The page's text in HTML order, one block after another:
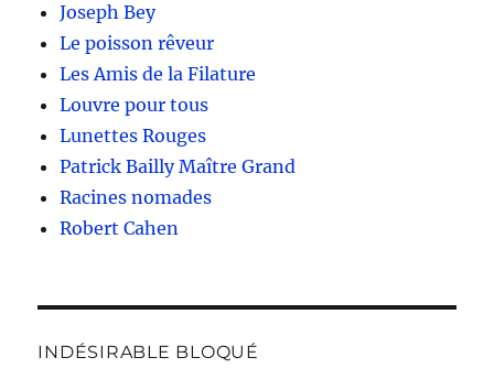
Joseph Bey
Le poisson rêveur
Les Amis de la Filature
Louvre pour tous
Lunettes Rouges
Patrick Bailly Maître Grand
Racines nomades
Robert Cahen
INDÉSIRABLE BLOQUÉ